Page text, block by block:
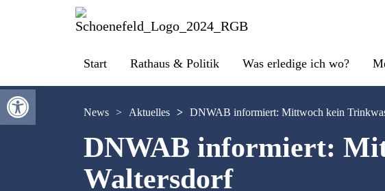
Werkzeugleiste öffnen
Start Rathaus & Politik Was erledige ich wo?
News > Aktuelles > DNWAB informiert: Mittwoch kein
DNWAB informiert:
Waltersdorf